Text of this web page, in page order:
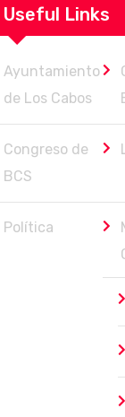
Useful Links
Ayuntamiento
de Los Cabos
Congreso de
BCS
Política